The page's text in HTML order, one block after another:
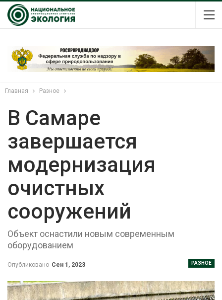
Главная Разное
В Самаре
завершается
модернизация
очистных
сооружений
Объект оснастили новым современным
оборудованием
РАЗНОЕ
Опубликовано Сен 1, 2023